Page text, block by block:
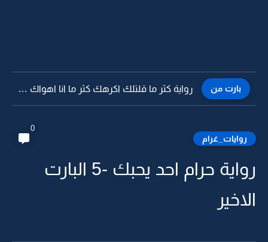
بارت من رواية كثر ما قلتلك اكرهك كثر ما انا اهواك -31
روايات_غرام
0
رواية حرام احد يحبك -5 البارت
الاخير